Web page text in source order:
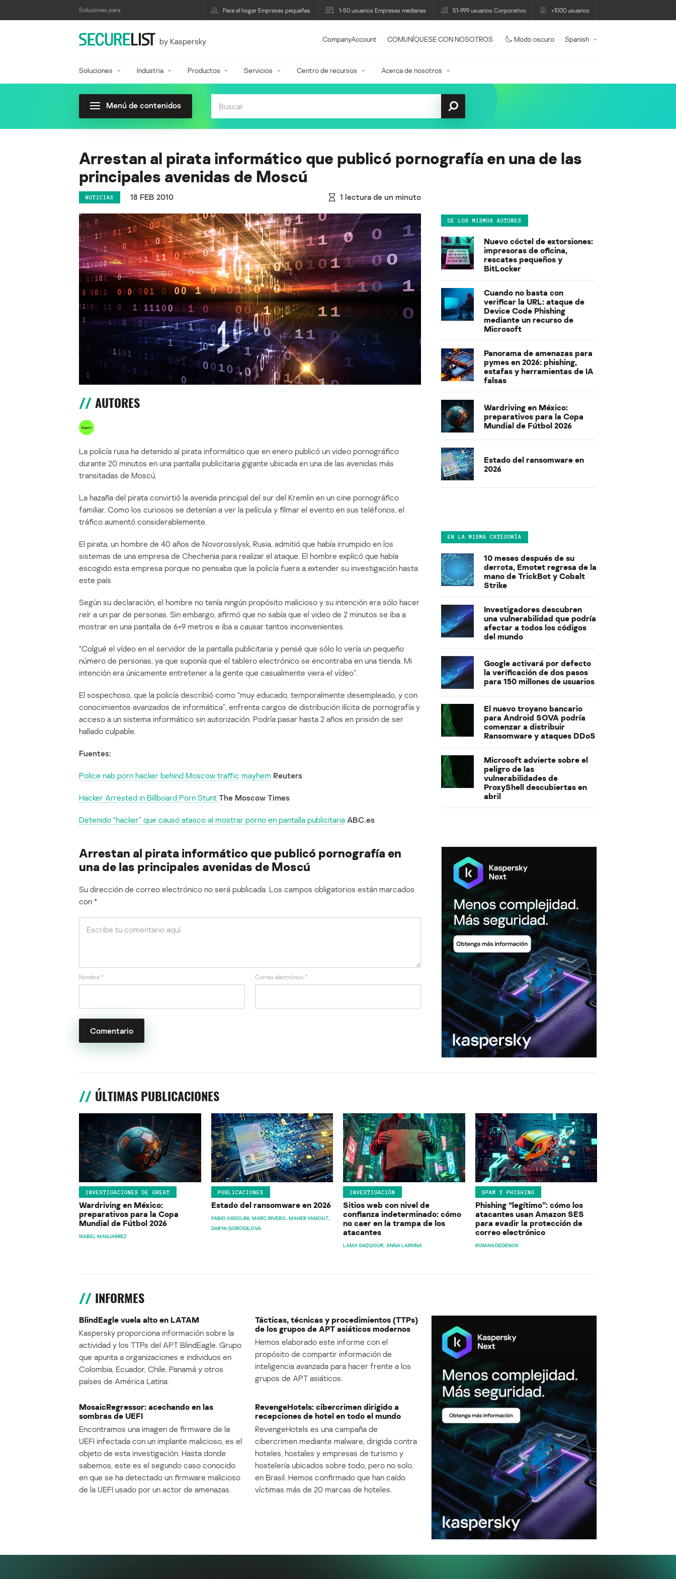
Soluciones para: Para el hogar Empresas pequeñas 1-50 usuarios Empresas medianas 51-999 usuarios Corporativo +1000 usuarios
by Kaspersky CompanyAccount COMUNÍQUESE CON NOSOTROS Modo oscuro Spanish
Soluciones Industria Productos Servicios Centro de recursos Acerca de nosotros
Menú de contenidos
Arrestan al pirata informático que publicó pornografía en una de las
principales avenidas de Moscú
NOTICIAS 18 FEB 2010 1 lectura de un minuto
AUTORES
La policía rusa ha detenido al pirata informático que en enero publicó un video pornográfico
durante 20 minutos en una pantalla publicitaria gigante ubicada en una de las avenidas más
transitadas de Moscú.
La hazaña del pirata convirtió la avenida principal del sur del Kremlin en un cine pornográfico
familiar. Como los curiosos se detenían a ver la película y filmar el evento en sus teléfonos, el
tráfico aumentó considerablemente.
El pirata, un hombre de 40 años de Novorossíysk, Rusia, admitió que había irrumpido en los
sistemas de una empresa de Chechenia para realizar el ataque. El hombre explicó que había
escogido esta empresa porque no pensaba que la policía fuera a extender su investigación hasta
este país.
Según su declaración, el hombre no tenía ningún propósito malicioso y su intención era sólo hacer
reír a un par de personas. Sin embargo, afirmó que no sabía que el video de 2 minutos se iba a
mostrar en una pantalla de 6×9 metros e iba a causar tantos inconvenientes.
“Colgué el vídeo en el servidor de la pantalla publicitaria y pensé que sólo lo vería un pequeño
número de personas, ya que suponía que el tablero electrónico se encontraba en una tienda. Mi
intención era únicamente entretener a la gente que casualmente viera el vídeo”.
El sospechoso, que la policía describió como “muy educado, temporalmente desempleado, y con
conocimientos avanzados de informática”, enfrenta cargos de distribución ilícita de pornografía y
acceso a un sistema informático sin autorización. Podría pasar hasta 2 años en prisión de ser
hallado culpable.
Fuentes:
Police nab porn hacker behind Moscow traffic mayhem Reuters
Hacker Arrested in Billboard Porn Stunt The Moscow Times
Detenido “hacker” que causó atasco al mostrar porno en pantalla publicitaria ABC.es
Arrestan al pirata informático que publicó pornografía en
una de las principales avenidas de Moscú
Su dirección de correo electrónico no será publicada. Los campos obligatorios están marcados
con *
Nombre * Correo electrónico *
DE LOS MISMOS AUTORES
Nuevo cóctel de extorsiones:
impresoras de oficina,
rescates pequeños y
BitLocker
Cuando no basta con
verificar la URL: ataque de
Device Code Phishing
mediante un recurso de
Microsoft
Panorama de amenazas para
pymes en 2026: phishing,
estafas y herramientas de IA
falsas
Wardriving en México:
preparativos para la Copa
Mundial de Fútbol 2026
Estado del ransomware en
2026
EN LA MISMA CATEGORÍA
10 meses después de su
derrota, Emotet regresa de la
mano de TrickBot y Cobalt
Strike
Investigadores descubren
una vulnerabilidad que podría
afectar a todos los códigos
del mundo
Google activará por defecto
la verificación de dos pasos
para 150 millones de usuarios
El nuevo troyano bancario
para Android SOVA podría
comenzar a distribuir
Ransomware y ataques DDoS
Microsoft advierte sobre el
peligro de las
vulnerabilidades de
ProxyShell descubiertas en
abril
ÚLTIMAS PUBLICACIONES
INVESTIGACIONES DE GREAT
Wardriving en México:
preparativos para la Copa
Mundial de Fútbol 2026
ISABEL MANJARREZ
PUBLICACIONES
Estado del ransomware en 2026
FABIO ASSOLINI MARC RIVERO MAHER YAMOUT
DARYA GORODILOVA
INVESTIGACIÓN
Sitios web con nivel de
confianza indeterminado: cómo
no caer en la trampa de los
atacantes
LAMA SAQQOUR ANNA LARKINA
SPAM Y PHISHING
Phishing “legítimo”: cómo los
atacantes usan Amazon SES
para evadir la protección de
correo electrónico
ROMAN DEDENOK
INFORMES
BlindEagle vuela alto en LATAM
Kaspersky proporciona información sobre la
actividad y los TTPs del APT BlindEagle. Grupo
que apunta a organizaciones e individuos en
Colombia, Ecuador, Chile, Panamá y otros
países de América Latina.
Tácticas, técnicas y procedimientos (TTPs)
de los grupos de APT asiáticos modernos
Hemos elaborado este informe con el
propósito de compartir información de
inteligencia avanzada para hacer frente a los
grupos de APT asiáticos.
MosaicRegressor: acechando en las
sombras de UEFI
Encontramos una imagen de firmware de la
UEFI infectada con un implante malicioso, es el
objeto de esta investigación. Hasta donde
sabemos, este es el segundo caso conocido
en que se ha detectado un firmware malicioso
de la UEFI usado por un actor de amenazas.
RevengeHotels: cibercrimen dirigido a
recepciones de hotel en todo el mundo
RevengeHotels es una campaña de
cibercrimen mediante malware, dirigida contra
hoteles, hostales y empresas de turismo y
hostelería ubicados sobre todo, pero no solo,
en Brasil. Hemos confirmado que han caído
víctimas más de 20 marcas de hoteles.